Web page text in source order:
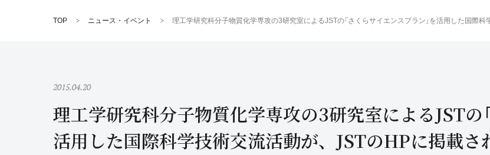
TOP ニュース・イベント 理工学研究科分子物質化学専攻の3研究室によるJSTの「さくらサイエンスプラン」を活用した国際
2015.04.20
理工学研究科分子物質化学専攻の3研究室によるJSTの
活用した国際科学技術交流活動が、JSTのHPに掲載さ